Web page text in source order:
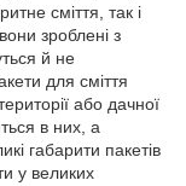
сміття, так і
зроблені з
й не
для сміття
або дачної
в них, а
габарити пакетів
у великих